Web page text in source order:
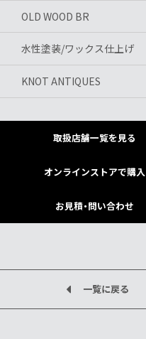
OLD WOOD BR
水性塗装/ワックス仕上げ
KNOT ANTIQUES
取扱店舗一覧を見る
オンラインストアで購入
お見積・問い合わせ
一覧に戻る